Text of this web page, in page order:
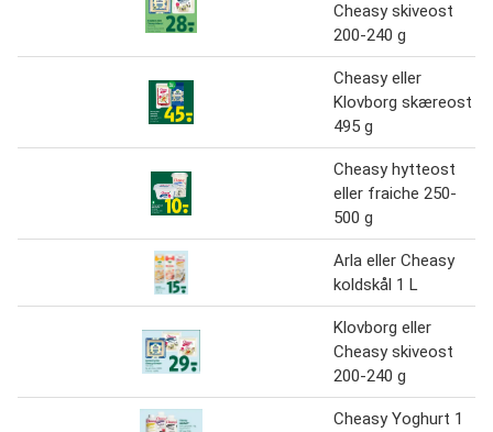
Cheasy skiveost
200-240 g
Cheasy eller
Klovborg skæreost
495 g
Cheasy hytteost
eller fraiche 250-
500 g
Arla eller Cheasy
koldskål 1 L
Klovborg eller
Cheasy skiveost
200-240 g
Cheasy Yoghurt 1